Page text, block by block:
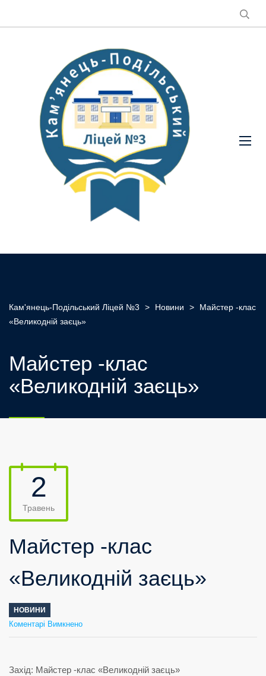
Кам'янець-Подільський Ліцей №3 > Новини >
Майстер -клас
«Великодній заєць»
Майстер -клас
«Великодній заєць»
2
Травень
Майстер -клас
«Великодній заєць»
НОВИНИ
Коментарі Вимкненодо
Майстер
-клас
Захід: Майстер -клас «Великодній заєць»